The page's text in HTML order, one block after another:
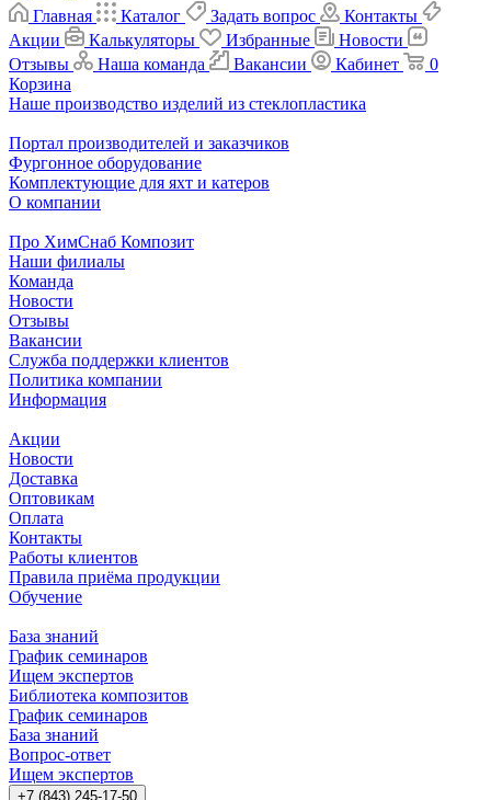
Главная
Каталог Задать вопрос
Контакты
Акции
Калькуляторы Избранные
Новости
Отзывы
Наша команда Вакансии Кабинет
0
Корзина
Наше производство изделий из стеклопластика
Портал производителей и заказчиков
Фургонное оборудование
Комплектующие для яхт и катеров
О компании
Про ХимСнаб Композит
Наши филиалы
Команда
Новости
Отзывы
Вакансии
Служба поддержки клиентов
Политика компании
Информация
Акции
Новости
Доставка
Оптовикам
Оплата
Контакты
Работы клиентов
Правила приёма продукции
Обучение
База знаний
График семинаров
Ищем экспертов
Библиотека композитов
График семинаров
База знаний
Вопрос-ответ
Ищем экспертов
+7 (843) 245-17-50